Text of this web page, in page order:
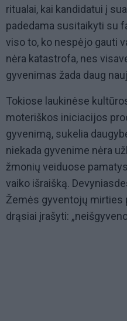
ritualai, kai kandidatui į
padedama susitaikyti su
viso to, ko nespėjo gauti
nėra katastrofa, nes
gyvenimas žada daug
Tokiose laukinėse
moteriškos iniciacijos
gyvenimą, sukelia
niekada gyvenime nėra
žmonių veiduose
vaiko išraišką.
Žemės gyventojų mirties
drąsiai įrašyti: